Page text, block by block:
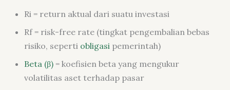
Ri = return aktual dari suatu investasi
Rf = risk-free rate (tingkat pengembalian bebas
risiko, seperti obligasipemerintah)
Beta (β)= koefisien beta yang mengukur
volatilitas aset terhadap pasar